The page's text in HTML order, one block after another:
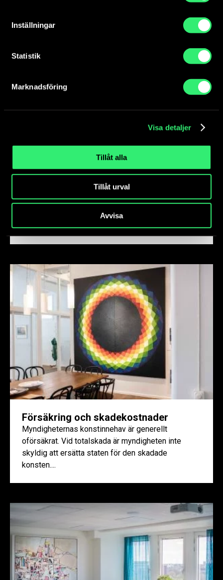
Inställningar
Statistik
Marknadsföring
Visa detaljer
Tillåt alla
Tillåt urval
Avvisa
Skador och förluster inköpt konst
Om konst som tillhör staten blir stulen eller utsatt
för slitage eller skador finns olika vägar att gå....
Försäkring och skadekostnader
Myndigheternas konstinnehav är generellt
oförsäkrat. Vid totalskada är myndigheten inte
skyldig att ersätta staten för den skadade
konsten....